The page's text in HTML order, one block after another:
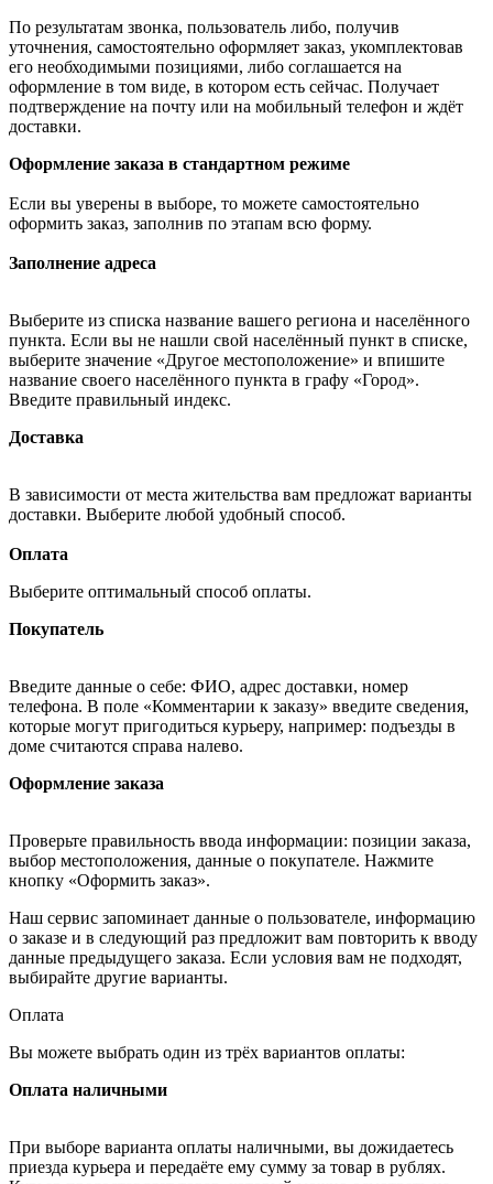
По результатам звонка, пользователь либо, получив
уточнения, самостоятельно оформляет заказ, укомплектовав
его необходимыми позициями, либо соглашается на
оформление в том виде, в котором есть сейчас. Получает
подтверждение на почту или на мобильный телефон и ждёт
доставки.
Оформление заказа в стандартном режиме
Если вы уверены в выборе, то можете самостоятельно
оформить заказ, заполнив по этапам всю форму.
Заполнение адреса
Выберите из списка название вашего региона и населённого
пункта. Если вы не нашли свой населённый пункт в списке,
выберите значение «Другое местоположение» и впишите
название своего населённого пункта в графу «Город».
Введите правильный индекс.
Доставка
В зависимости от места жительства вам предложат варианты
доставки. Выберите любой удобный способ.
Оплата
Выберите оптимальный способ оплаты.
Покупатель
Введите данные о себе: ФИО, адрес доставки, номер
телефона. В поле «Комментарии к заказу» введите сведения,
которые могут пригодиться курьеру, например: подъезды в
доме считаются справа налево.
Оформление заказа
Проверьте правильность ввода информации: позиции заказа,
выбор местоположения, данные о покупателе. Нажмите
кнопку «Оформить заказ».
Наш сервис запоминает данные о пользователе, информацию
о заказе и в следующий раз предложит вам повторить к вводу
данные предыдущего заказа. Если условия вам не подходят,
выбирайте другие варианты.
Оплата
Вы можете выбрать один из трёх вариантов оплаты:
Оплата наличными
При выборе варианта оплаты наличными, вы дожидаетесь
приезда курьера и передаёте ему сумму за товар в рублях.